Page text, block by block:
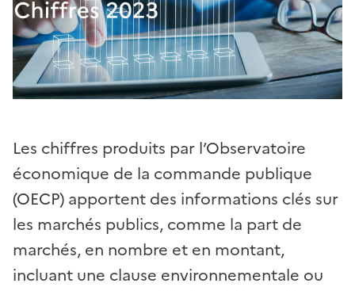
Les chiffres produits par l’Observatoire
économique de la commande publique
(OECP) apportent des informations clés sur
les marchés publics, comme la part de
marchés, en nombre et en montant,
incluant une clause environnementale ou